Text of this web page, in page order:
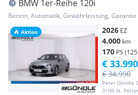
Aktion
BMW 1er-Reihe 120i
Benzin, Automatik, Gewährleistung, Garantie
2026 EZ
4.000 km
170 PS
Peter Göndle
3100 St.
€ 34.990
€ 33.990